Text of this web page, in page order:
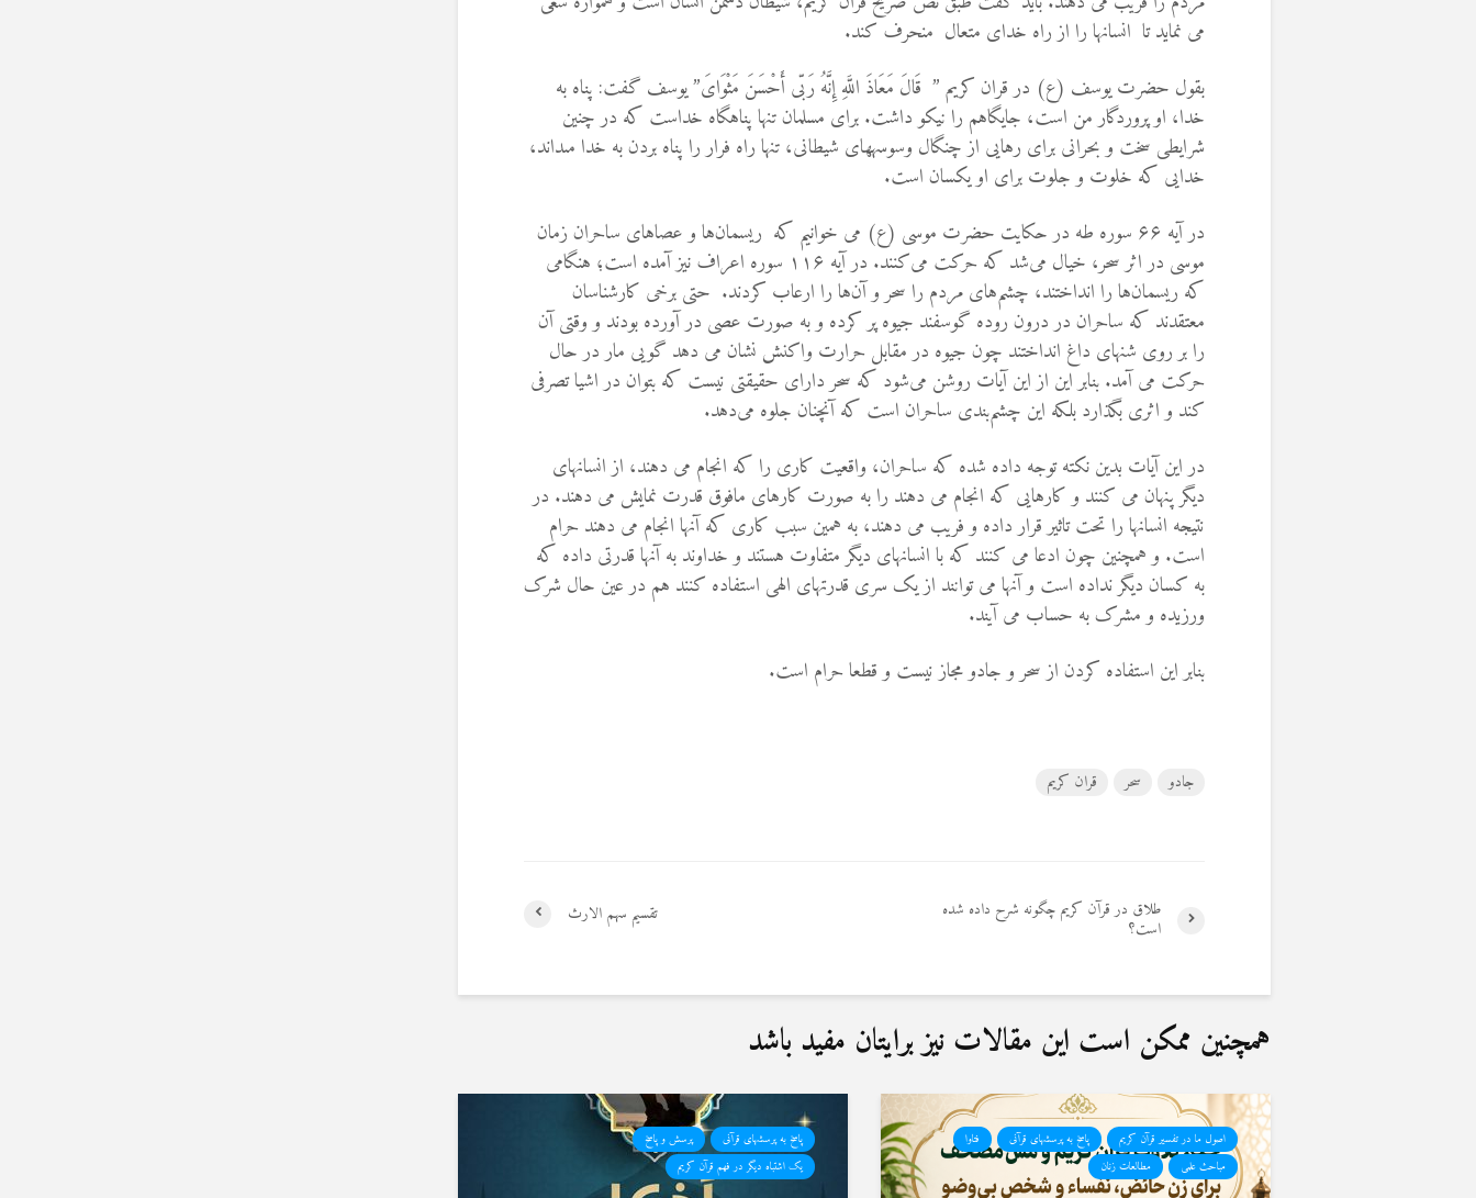
می نماید تا انسانها را از راه خدای متعال منحرف كند.
بقول حضرت یوسف (ع) در قران کریم ” قَالَ مَعَاذَ اللَّهِ إِنَّهُ رَبّى أَحْسَنَ مَثْوَاىَ” يوسف گفت: پناه به
خدا، او پروردگار من است، جايگاهم را نيكو داشت. برای مسلمان تنها پناهگاه خداست که در چنين
شرايطى سخت و بحرانى براى رهايى از چنگال وسوسه‏هاى شيطانى، تنها راه فرار را پناه بردن به خدا مى‏داند،
خدايى كه خلوت و جلوت براى او يكسان است.
در آیه ۶۶ سوره طه در حکایت حضرت موسی (ع) می خوانیم که ریسمان‌ها و عصاهای ساحران زمان
موسی در اثر سحر، خیال می‌شد که حرکت می‌کنند. در آیه ۱۱۶ سوره اعراف نیز آمده است؛ هنگامی
که ریسمان‌ها را انداختند، چشم‌های مردم را سحر و آن‌ها را ارعاب کردند. حتی برخی کارشناسان
معتقدند که ساحران در درون روده گوسفند جیوه پر کرده و به صورت عصی در آورده بودند و وقتی آن
را بر روی شنهای داغ انداختند چون جیوه در مقابل حرارت واکنش نشان می دهد گویی مار در حال
حرکت می آمد. بنابر این از این آیات روشن می‌شود که سحر دارای حقیقتی نیست که بتوان در اشیا تصرفی
کند و اثری بگذارد بلکه این چشم‌بندی ساحران است که آنچنان جلوه می‌دهد.
در اين آيات بدين نكته توجه داده شده كه ساحران، واقعیت کاری را که انجام می دهند، از انسانهای
دیگر پنهان می کنند و کارهایی که انجام می دهند را به صورت کارهای مافوق قدرت نمایش می دهند. در
نتیجه انسانها را تحت تاثیر قرار داده و فریب می دهند، به همین سبب کاری که آنها انجام می دهند حرام
است. و همچنین چون ادعا می کنند که با انسانهای دیگر متفاوت هستند و خداوند به آنها قدرتی داده که
به کسان دیگر نداده است و آنها می توانند از یک سری قدرتهای الهی استفاده کنند هم در عین حال شرک
ورزیده و مشرک به حساب می آیند.
بنابر این استفاده کردن از سحر و جادو مجاز نیست و قطعا حرام است.
جادو سحر قران کریم
تقسیم سهم الارث طلاق در قرآن کریم چگونه شرح داده شده
است؟
همچنین ممکن است این مقالات نیز برایتان مفید باشد
اصول ما در تفسیر قرآن کریم پاسخ به پرسشهای قرآنی
فتاوا
مباحث علمی
مطالعات زنان
پاسخ به پرسشهای قرآنی
پرسش و پاسخ
یک اشتباه دیگر در فهم قرآن کریم